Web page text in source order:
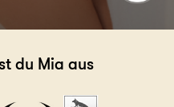
du Mia aus